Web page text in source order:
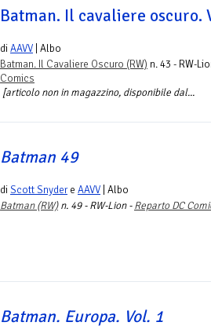
Batman. Il cavaliere oscuro.
diAAVV | Albo
Batman. Il Cavaliere Oscuro (RW) n. 43 - RW-
Comics
[articolo non in magazzino, disponibile dal...
Batman 49
diScott Snydere AAVV | Albo
Batman (RW)n. 49 - RW-Lion -Reparto DC
Batman. Europa. Vol. 1